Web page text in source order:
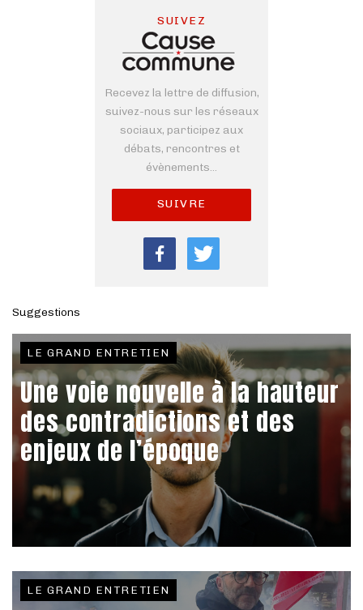
SUIVEZ
Recevez la lettre de diffusion,
suivez-nous sur les réseaux
sociaux, participez aux
débats, rencontres et
évènements...
SUIVRE
Suggestions
LE GRAND ENTRETIEN
Une voie nouvelle à la hauteur
des contradictions et des
enjeux de l’époque
LE GRAND ENTRETIEN